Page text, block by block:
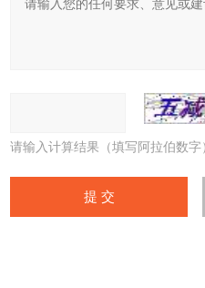
请输入计算结果（填写阿拉伯数